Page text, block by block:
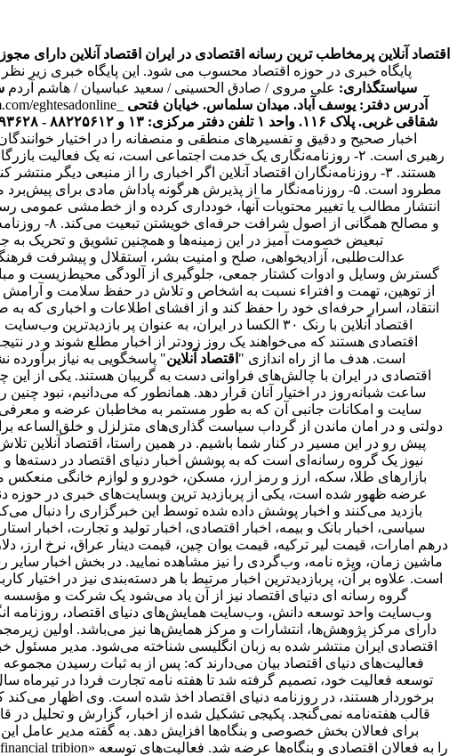
اقتصاد آنلاین پرمخاطب ترین رسانه اقتصادی در ایران اقتصاد آنلاین دارای مجوز به شماره ۷۴۳۳۴ از وزارت
پایگاه خبری در حوزه اقتصاد محسوب می شود. این پایگاه خبری زیر
سیاستگذاری: علی مروی / صادق الحسینی / سعید عباسیان / هاشم آردم
eghtesadonline_ آدرس دفتر: یوسف آباد. میدان سلماس. خیابان فتحی
شقاقی غربی. پلاک ۱۱۶. واحد ۱
تلفن دفتر مرکزی: ۱۳ و ۸۸۲۲۵۶۱۲ - ۸۶۰۹۳۶۲۸ - ۸۶۰۹۳۷۸۶ فکس: ۸۸۰۲۳۶۹۳
اخبار صحیح و دقیق و تفسیرهای منطقی و منصفانه را در اختیار
رهبری است. ۲- روزنامه‌نگاری یک خدمت اجتماعی است، نه یک
و مصالح
انتقاد، اسرار حرفه‌ای خود را حفظ کند و از افشای اطلاعات و اخباری
اقتصاد آنلاین با رنک ۳۰ الکسا در ایران، به عنوان
است. هدف ما از راه اندازی " اقتصاد آنلاین" پاسخگویی به نیاز
اقتصادی در ایران با چالش‌های فراوانی دست به گریبان هستند. یکی از
ساعت شبانه‌روز در اختیار آنان قرار دهد. همانطور که می‌دانیم، نبود
سایت و امکانات جانبی آن که به طور مستمر به مخاطبان عرضه و معرفی
دولتی و در امان ماندن از گرداب سیاست گذاری‌های متزلزل و
پیش رو در این مسیر در کنار شما باشیم. در همین راستا، اقتصاد
نیوز یک گروه رسانه‌ای است که به پوشش اخبار دنیای اقتصاد در دسته‌ها
بازارهای طلا، سکه، ارز و رمز ارز، مسکن، خودرو و لوازم خانگی منعکس
بازدید می‌کنند و اخبار پوشش داده شده توسط این خبرگزاری را دنبال
سیاسی، اخبار بانک و بیمه، اخبار اقتصادی، اخبار تولید و تجارت،
درهم امارات، قیمت لیر ترکیه، قیمت یوان چین، قیمت دینار عراق، نرخ ارز،
ماشین زمان، ویژه نامه، وب‌گردی را نیز مشاهده نمایید. در بخش اخبار سایر
است. علاوه بر آن، پربازدیدترین اخبار مرتبط با هر دسته‌بندی نیز در اختیار
گروه رسانه ای دنیای اقتصاد نیز از آن یاد می‌شود یک شرکت و مؤسسه
وب‌سایت واحد توسعه دانش، وب‌سایت همایش‌های دنیای اقتصاد، روزنامه
اقتصادی ایران منتشر شده به زبان انگلیسی شناخته می‌شود. مدیر مسئول
فعالیت‌های دنیای اقتصاد بیان می‌دارند که: پس از به ثبات رسیدن
برخوردار هستند، در روزنامه دنیای اقتصاد اخذ شده است. وی اظهار می‌کند
قالب هفته‌نامه نمی‌گنجد. پکیجی تشکیل شده از اخبار، گزارش و تحلیل در
برای فعالان بخش خصوصی و بنگاه‌ها افزایش دهد. به گفته مدیر عامل